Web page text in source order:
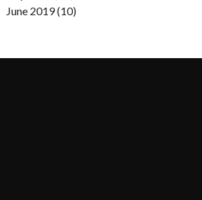
June 2019 (10)